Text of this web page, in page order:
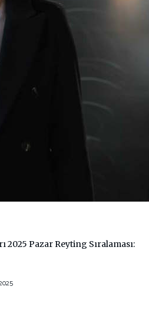
2025 Pazar Reyting Sıralaması: